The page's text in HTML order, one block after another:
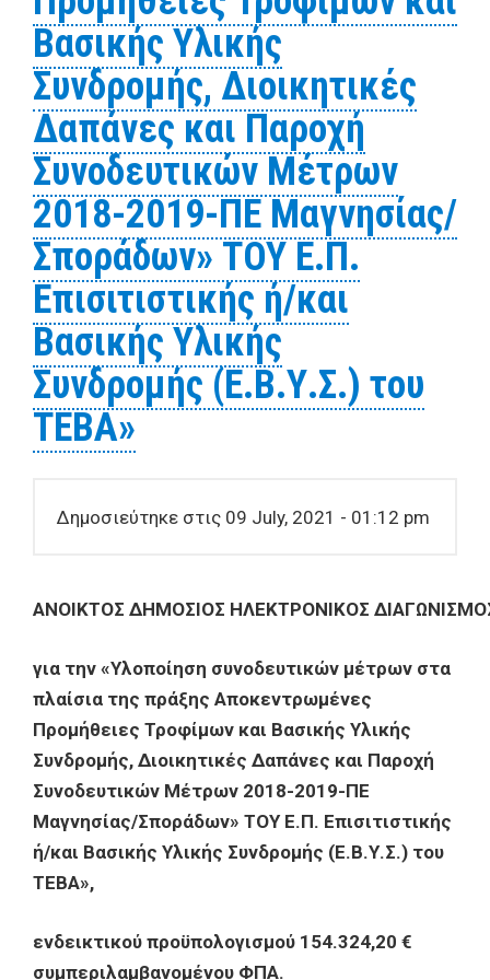
Βασικής Υλικής
Συνδρομής, Διοικητικές
Δαπάνες και Παροχή
Συνοδευτικών Μέτρων
2018-2019-ΠΕ Μαγνησίας/
Σποράδων» ΤΟΥ Ε.Π.
Επισιτιστικής ή/και
Βασικής Υλικής
Συνδρομής (Ε.Β.Υ.Σ.) του
ΤΕΒΑ»
Δημοσιεύτηκε στις 09 July, 2021 - 01:12 pm
ΑΝΟΙΚΤΟΣ ΔΗΜΟΣΙΟΣ ΗΛΕΚΤΡΟΝΙΚΟΣ
για την «Υλοποίηση συνοδευτικών μέτρων στα
πλαίσια της πράξης Αποκεντρωμένες
Προμήθειες Τροφίμων και Βασικής Υλικής
Συνδρομής, Διοικητικές Δαπάνες και Παροχή
Συνοδευτικών Μέτρων 2018-2019-ΠΕ
Μαγνησίας/Σποράδων» ΤΟΥ Ε.Π. Επισιτιστικής
ή/και Βασικής Υλικής Συνδρομής (Ε.Β.Υ.Σ.) του
ΤΕΒΑ»,
ενδεικτικού προϋπολογισμού 154.324,20 €
συμπεριλαμβανομένου ΦΠΑ.